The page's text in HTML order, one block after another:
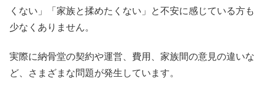
くない」「家族と揉めたくない」と不安に感じている方も
少なくありません。
実際に納骨堂の契約や運営、費用、家族間の意見の違いな
ど、さまざまな問題が発生しています。